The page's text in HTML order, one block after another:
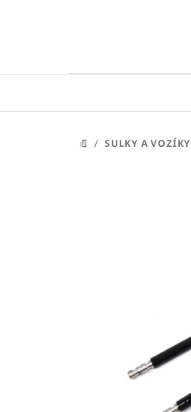
DOMŮ
/ SULKY A VOZÍKY